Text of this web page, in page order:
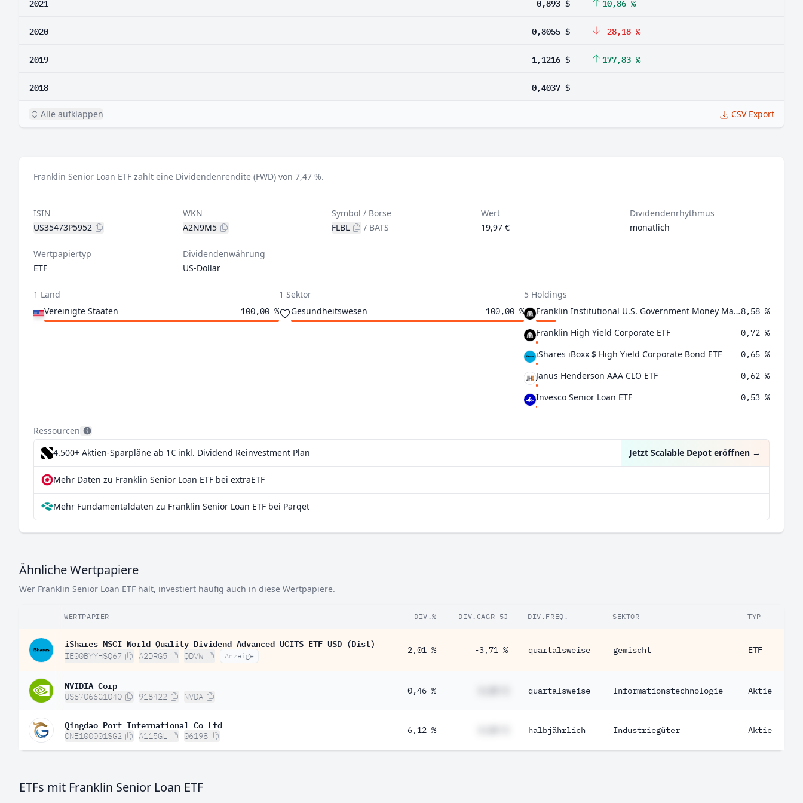
2020 0,8055 $ -28,18 %
2019 1,1216 $ 177,83 %
2018 0,4037 $
Alle aufklappen CSV Export
Franklin Senior Loan ETF zahlt eine Dividendenrendite (FWD) von 7,47 %.
ISIN
US35473P5952
WKN
A2N9M5
Symbol / Börse
FLBL
/ BATS
Wert
19,97 €
Dividendenrhythmus
monatlich
Wertpapiertyp
ETF
Dividendenwährung
US-Dollar
1 Land
Vereinigte Staaten
100,00 %
1 Sektor
Gesundheitswesen
100,00 %
5 Holdings
Franklin Institutional U.S. Government Money Market Fund8,58 %
Franklin High Yield Corporate ETF 0,72 %
iShares iBoxx $ High Yield Corporate Bond ETF 0,65 %
Janus Henderson AAA CLO ETF 0,62 %
Invesco Senior Loan ETF 0,53 %
Ressourcen
4.500+ Aktien-Sparpläne ab 1€ inkl. Dividend Reinvestment Plan Jetzt Scalable Depot eröffnen →
Mehr Daten zu Franklin Senior Loan ETF bei extraETF
Mehr Fundamentaldaten zu Franklin Senior Loan ETF bei Parqet
Ähnliche Wertpapiere
Wer Franklin Senior Loan ETF hält, investiert häufig auch in diese Wertpapiere.
WERTPAPIER DIV.% DIV.CAGR 5J DIV.FREQ. SEKTOR TYP
iShares MSCI World Quality Dividend Advanced UCITS ETF USD (Dist)
IE00BYYHSQ67 A2DRG5 QDVW Anzeige
2,01 % -3,71 % quartalsweise gemischt ETF
NVIDIA Corp
US67066G1040 918422 NVDA
0,46 % quartalsweise Informationstechnologie Aktie
Qingdao Port International Co Ltd
CNE100001SG2 A115GL 06198
6,12 % halbjährlich Industriegüter Aktie
ETFs mit Franklin Senior Loan ETF